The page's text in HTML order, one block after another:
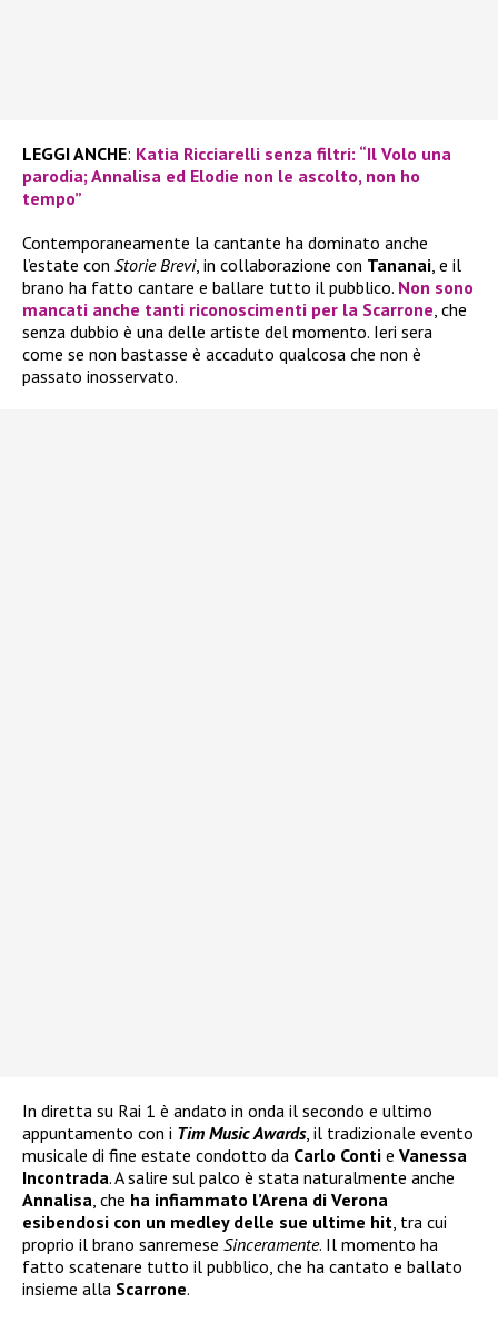
LEGGI ANCHE: Katia Ricciarelli senza filtri: “Il Volo una
parodia; Annalisa ed Elodie non le ascolto, non ho
tempo”
Contemporaneamente la cantante ha dominato anche
l’estate con Storie Brevi, in collaborazione con Tananai, e il
brano ha fatto cantare e ballare tutto il pubblico. Non sono
mancati anche tanti riconoscimenti per la Scarrone, che
senza dubbio è una delle artiste del momento. Ieri sera
come se non bastasse è accaduto qualcosa che non è
passato inosservato.
In diretta su Rai 1 è andato in onda il secondo e ultimo
appuntamento con i Tim Music Awards, il tradizionale evento
musicale di fine estate condotto da Carlo Conti e Vanessa
Incontrada. A salire sul palco è stata naturalmente anche
Annalisa, che ha infiammato l’Arena di Verona
esibendosi con un medley delle sue ultime hit, tra cui
proprio il brano sanremese Sinceramente. Il momento ha
fatto scatenare tutto il pubblico, che ha cantato e ballato
insieme alla Scarrone.